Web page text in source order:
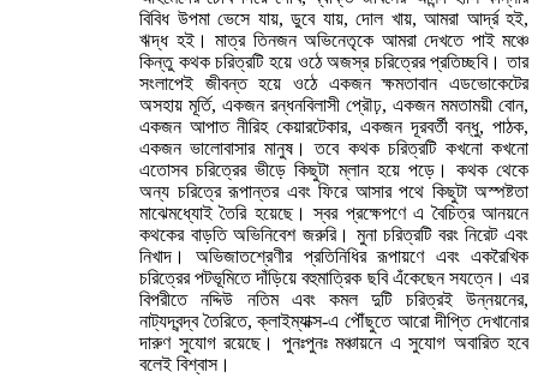
বিবিধ উপমা ভেসে যায়, ডুবে যায়, দোল খায়, আমরা আর্দ্র হই,
ঋদ্ধ হই। মাত্র তিনজন অভিনেতৃকে আমরা দেখতে পাই মঞ্চে
কিন্তু কথক চরিত্রটি হয়ে ওঠে অজস্র চরিত্রের প্রতিচ্ছবি। তার
সংলাপেই জীবন্ত হয়ে ওঠে একজন ক্ষমতাবান এডভোকেটের
অসহায় মূর্তি, একজন রন্ধনবিলাসী প্রৌঢ়, একজন মমতাময়ী বোন,
একজন আপাত নীরিহ কেয়ারটেকার, একজন দূরবর্তী বন্ধু, পাঠক,
একজন ভালোবাসার মানুষ। তবে কথক চরিত্রটি কখনো কখনো
এতোসব চরিত্রের ভীড়ে কিছুটা ম্লান হয়ে পড়ে। কথক থেকে
অন্য চরিত্রে রূপান্তর এবং ফিরে আসার পথে কিছুটা অস্পষ্টতা
মাঝেমধ্যোই তৈরি হয়েছে। স্বর প্রক্ষেপণে এ বৈচিত্র আনয়নে
কথকের বাড়তি অভিনিবেশ জরুরি। মুনা চরিত্রটি বরং নিরেট এবং
নিখাদ। অভিজাতশ্রেণীর প্রতিনিধির রূপায়ণে এবং একরৈখিক
চরিত্রের পটভূমিতে দাঁড়িয়ে বহুমাত্রিক ছবি এঁকেছেন সযত্নে। এর
বিপরীতে নদ্দিউ নতিম এবং কমল দুটি চরিত্রই উন্নয়নের,
নাট্যদ্বন্দ্ব তৈরিতে, ক্লাইম্যাক্স-এ পৌঁছুতে আরো দীপ্তি দেখানোর
দারুণ সুযোগ রয়েছে। পুনঃপুনঃ মঞ্চায়নে এ সুযোগ অবারিত হবে
বলেই বিশ্বাস।